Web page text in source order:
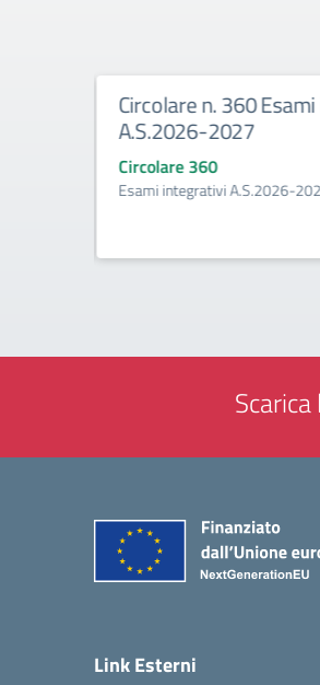
Circolare n. 360
A.S.2026-2027
Circolare 360
Esami integrativi A.S.2026-
Link Esterni